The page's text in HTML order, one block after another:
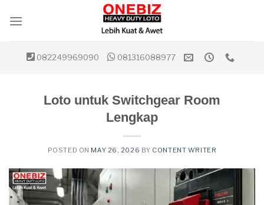
082249969090 081316088977
Loto untuk Switchgear Room
Lengkap
POSTED ON MAY 26, 2026 BY CONTENT WRITER